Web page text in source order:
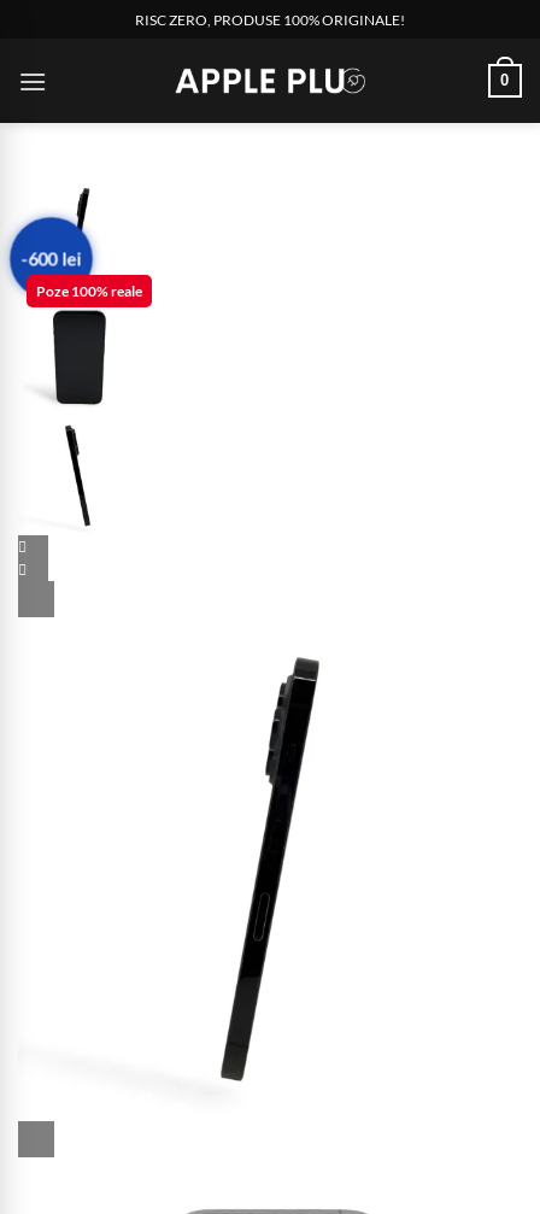
content
RISC ZERO, PRODUSE 100% ORIGINALE!
0
-600 lei
Poze 100% reale